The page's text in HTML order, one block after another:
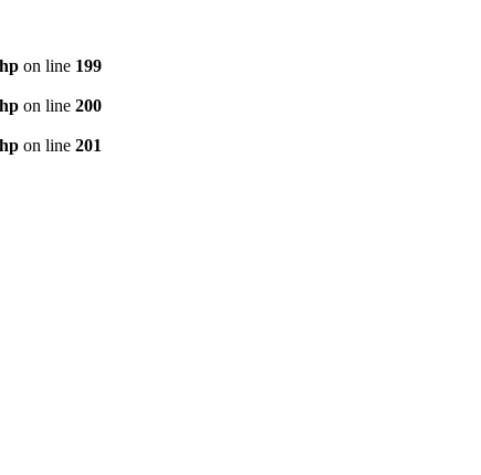
on line 199
on line 200
on line 201